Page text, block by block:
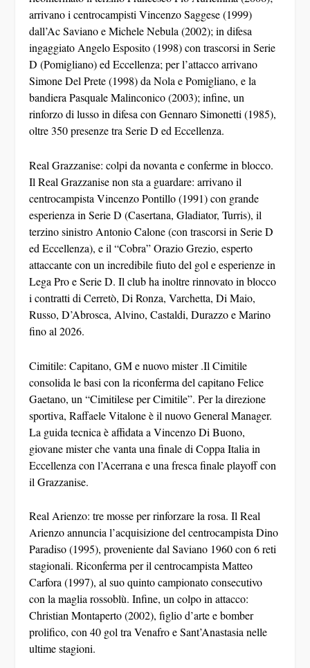
arrivano i centrocampistiVincenzo Saggese(1999)
dall’Ac Saviano eMichele Nebula(2002); in difesa
ingaggiatoAngelo Esposito(1998) con trascorsi in Serie
D (Pomigliano) ed Eccellenza; per l’attacco arrivano
Simone Del Prete(1998) da Nola e Pomigliano, e la
bandieraPasquale Malinconico(2003); infine, un
rinforzo di lusso in difesa conGennaro Simonetti(1985),
oltre 350 presenze tra Serie D ed Eccellenza.
Real Grazzanise: colpi da novanta e conferme in blocco.
Il Real Grazzanise non sta a guardare: arrivano il
centrocampistaVincenzo Pontillo(1991) con grande
esperienza in Serie D (Casertana, Gladiator, Turris), il
terzino sinistro Antonio Calone(con trascorsi in Serie D
ed Eccellenza), e il “Cobra”Orazio Grezio, esperto
attaccante con un incredibile fiuto del gol e esperienze in
Lega Pro e Serie D. Il club ha inoltre rinnovato in blocco
i contratti diCerretò, Di Ronza, Varchetta, Di Maio,
Russo, D’Abrosca, Alvino, Castaldi, Durazzo e Marino
fino al 2026.
Cimitile: Capitano, GM e nuovo mister.Il Cimitile
consolida le basi con la riconferma del capitanoFelice
Gaetano, un “Cimitilese per Cimitile”. Per la direzione
sportiva,Raffaele Vitaloneè il nuovo General Manager.
La guida tecnica è affidata aVincenzo Di Buono,
giovane mister che vanta una finale di Coppa Italia in
Eccellenza con l’Acerrana e una fresca finale playoff con
il Grazzanise.
Real Arienzo: tre mosse per rinforzare la rosa. Il Real
Arienzo annuncia l’acquisizione del centrocampistaDino
Paradiso(1995), proveniente dal Saviano 1960 con 6 reti
stagionali. Riconferma per il centrocampistaMatteo
Carfora (1997), al suo quinto campionato consecutivo
con la maglia rossoblù. Infine, un colpo in attacco:
Christian Montaperto(2002), figlio d’arte e bomber
prolifico, con 40 gol tra Venafro e Sant’Anastasia nelle
ultime stagioni.